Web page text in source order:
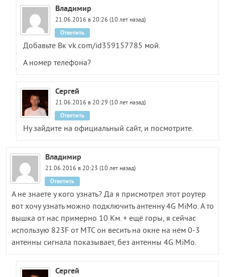
Владимир
21.06.2016 в 20:26 (10 лет назад)
Добавьте Вк vk.com/id359157785 мой.
А номер телефона?
Ответить
Сергей
21.06.2016 в 20:29 (10 лет назад)
Ну зайдите на официальный сайт, и посмотрите.
Ответить
Владимир
21.06.2016 в 20:23 (10 лет назад)
А не знаете у кого узнать? Да я присмотрел этот роутер
вот хочу узнать можно подключить антенну 4G MiMo. А то
вышка от нас примерно 10 Км. + ещё горы, я сейчас
использую 823F от МТС он весить на окне на нём 0-3
антенны сигнала показывает, без антенны 4G MiMo.
Ответить
Сергей